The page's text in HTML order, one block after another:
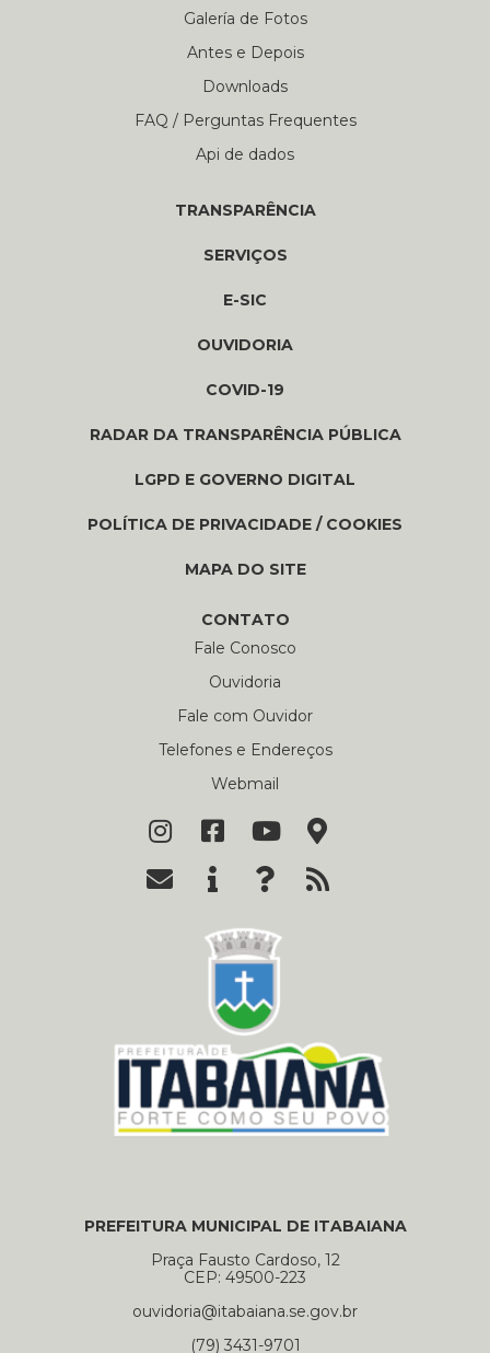
Galería de Fotos
Antes e Depois
Downloads
FAQ / Perguntas Frequentes
Api de dados
TRANSPARÊNCIA
SERVIÇOS
E-SIC
OUVIDORIA
COVID-19
RADAR DA TRANSPARÊNCIA PÚBLICA
LGPD E GOVERNO DIGITAL
POLÍTICA DE PRIVACIDADE / COOKIES
MAPA DO SITE
CONTATO
Fale Conosco
Ouvidoria
Fale com Ouvidor
Telefones e Endereços
Webmail
PREFEITURA MUNICIPAL DE ITABAIANA
Praça Fausto Cardoso, 12
CEP: 49500-223
ouvidoria@itabaiana.se.gov.br
(79) 3431-9701